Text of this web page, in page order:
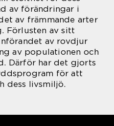
av förändringar i
av främmande arter
Förlusten av sitt
av rovdjur
av populationen och
Därför har det gjorts
för att
dess livsmiljö.